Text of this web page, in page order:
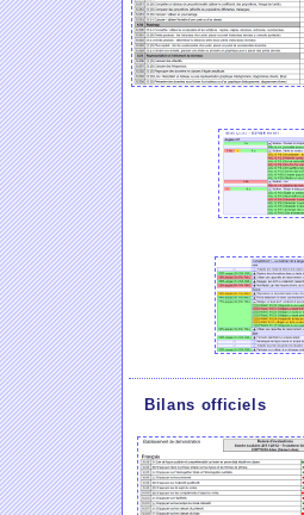
Bilans officiels